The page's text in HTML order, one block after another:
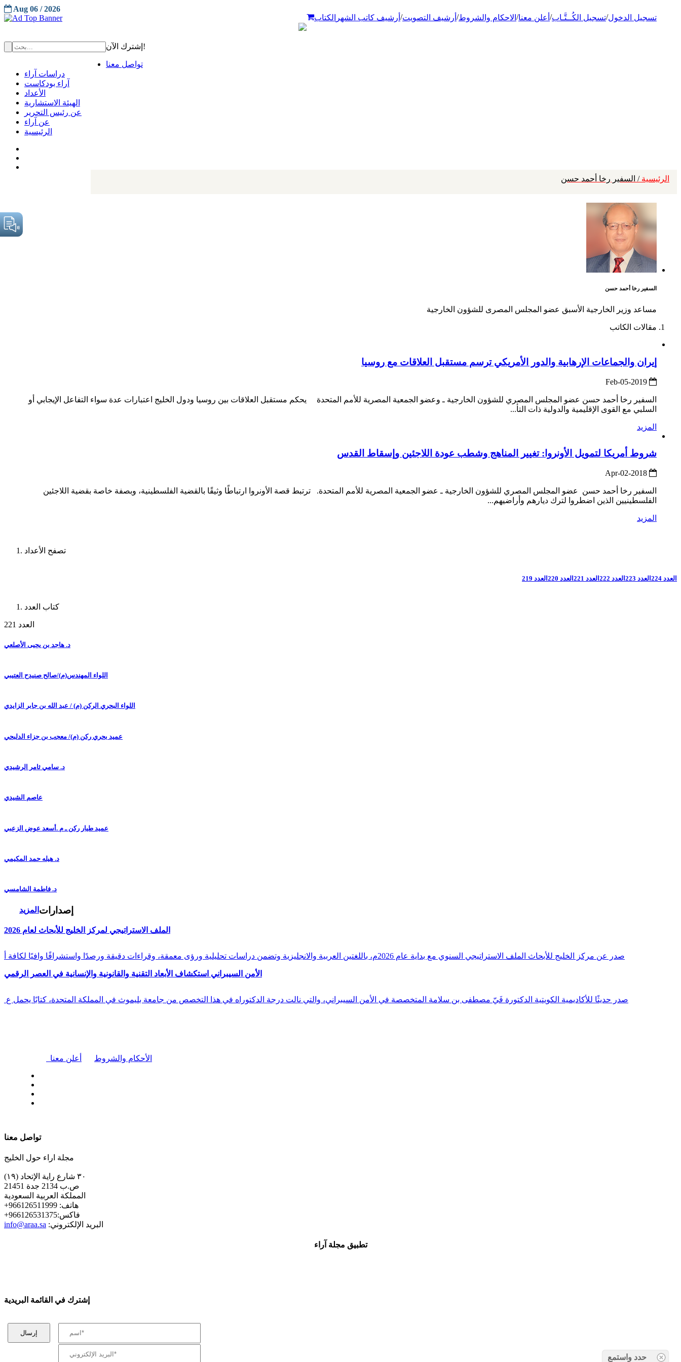
تسجيل الدخول/تسجيل الكُــتَّـاب/ أعلن معنا/ الاحكام والشروط/ أرشيف التصويت/ أرشيف كاتب الشهر الكتاب
Aug 06 / 2026
إشترك الآن!
تواصل معنا
دراسات آراء
آراء بودكاست
الأعداد
الهيئة الاستشارية
عن رئيس التحرير
عن آراء
الرئيسية
الرئيسية / السفير رخا أحمد حسن
السفير رخا أحمد حسن
مساعد وزير الخارجية الأسبق عضو المجلس المصرى للشؤون الخارجية
مقالات الكاتب
إيران والجماعات الإرهابية والدور الأمريكي ترسم مستقبل العلاقات مع روسيا
السفير رخا أحمد حسن عضو المجلس المصري للشؤون الخارجية ـ وعضو الجمعية المصرية للأمم المتحدة يحكم مستقبل العلاقات بين روسيا ودول الخليج اعتبارات عدة سواء التفاعل الإيجابي أو
السلبي مع القوى الإقليمية والدولية ذات التأ...
المزيد
شروط أمريكا لتمويل الأونروا: تغيير المناهج وشطب عودة اللاجئين وإسقاط القدس
السفير رخا أحمد حسن عضو المجلس المصري للشؤون الخارجية ـ عضو الجمعية المصرية للأمم المتحدة. ترتبط قصة الأونروا ارتباطًا وثيقًا بالقضية الفلسطينية، وبصفة خاصة بقضية اللاجئين
الفلسطينيين الذين اضطروا لترك ديارهم وأراضيهم...
المزيد
تصفح الأعداد
العدد 224 العدد 223 العدد 222 العدد 221 العدد 220 العدد 219
كتاب العدد
العدد 221
د. هاجد بن يحيى الأصلعي
اللواء المهندس(م)/صالح صنيدح العتيبي
اللواء البحري الركن (م) / عبد الله بن جابر الزايدي
عميد بحري ركن (م)/ معجب بن جزاء الدلبحي
د. سامي ثامر الرشيدي
عاصم الشيدي
عميد طيار ركن ـ م .أسعد عوض الزعبي
د. هيله حمد المكيمي
د. فاطمة الشامسي
المزيد إصدارات
الملف الاستراتيجي لمركز الخليج للأبحاث لعام 2026
صدر عن مركز الخليج للأبحاث الملف الاستراتيجي السنوي مع بداية عام 2026م، باللغتين العربية والانجليزية وتضمن دراسات تحليلية ورؤى معمقة، وقراءات دقيقة ورصدًا واستشرافًا وافيًا لكافة أ
الأمن السيبراني استكشاف الأبعاد التقنية والقانونية والإنسانية في العصر الرقمي
صدر حديثًا للأكاديمية الكويتية الدكتورة فَيّ مصطفى بن سلامة المتخصصة في الأمن السيبراني، والتي نالت درجة الدكتوراه في هذا التخصص من جامعة بليموث في المملكة المتحدة، كتابًا يحمل ع
أعلن معنا الأحكام والشروط
تواصل معنا
مجلة اراء حول الخليج
٣٠ شارع راية الإتحاد (١٩)
ص.ب 2134 جدة 21451
المملكة العربية السعودية
+هاتف: 966126511999
+فاكس:966126531375
info@araa.sa :البريد الإلكتروني
تطبيق مجلة آراء
إشترك في القائمة البريدية
حدد واستمع